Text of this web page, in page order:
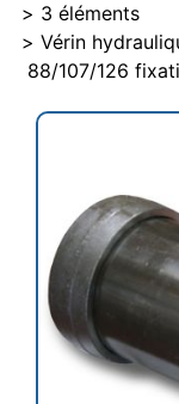
3 éléments
Vérin
88/107/126